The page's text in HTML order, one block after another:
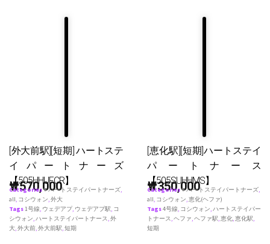
[外大前駅][短期] ハートステ
イパートナーズ
【505HHUFCR】
₩570,000
Categories♥ ハートステイパートナーズ,
all, コシウォン,外大
Tags1号線, ウェデアプ, ウェデアプ駅, コ
シウォン,ハートステイパートナース,外
大,外大前,外大前駅,短期
[恵化駅][短期]ハートステイ
パートナース
【505SUHHMS】
₩350,000
Categories♥ ハートステイパートナーズ,
all, コシウォン,恵化(ヘファ)
Tags4号線, コシウォン,ハートステイパー
トナース,ヘファ,ヘファ駅,恵化,恵化駅,
短期